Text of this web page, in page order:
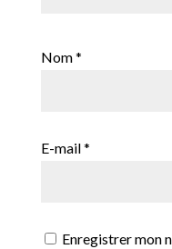
Nom*
E-mail*
Enregistrer mon